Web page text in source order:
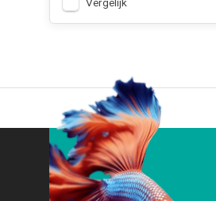
Eenfysieke winkelin IJmuiden